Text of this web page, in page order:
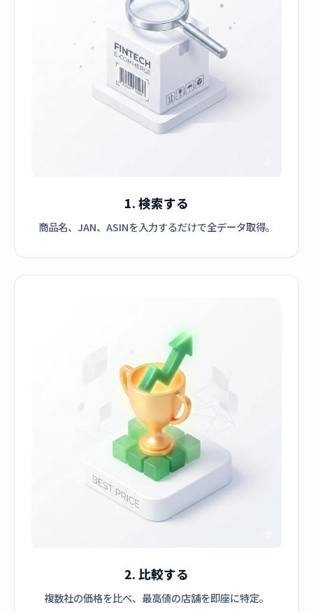
1. 検索する
商品名、JAN、ASINを入力するだけで全データ取得。
2. 比較する
複数社の価格を比べ、最高値の店舗を即座に特定。